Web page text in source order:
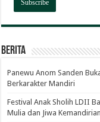
Berita
Panewu Anom Sanden
Berkarakter Mandiri
Festival Anak Sholih LDII
Mulia dan Jiwa Kemandirian